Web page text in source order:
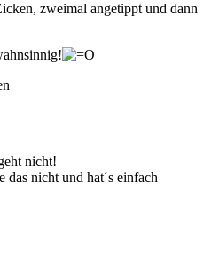
zweimal angetippt und dann
nicht!
das nicht und hat´s einfach